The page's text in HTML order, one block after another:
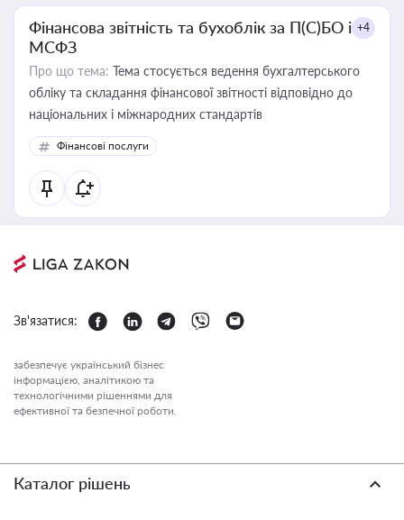
Фінансова звітність та бухоблік за П(С)БО і
МСФЗ
+4
Про що тема: Тема стосується ведення бухгалтерського
обліку та складання фінансової звітності відповідно до
національних і міжнародних стандартів
Фінансові послуги
Зв'язатися:
забезпечує український бізнес
інформацією, аналітикою та
технологічними рішеннями для
ефективної та безпечної роботи.
Каталог рішень